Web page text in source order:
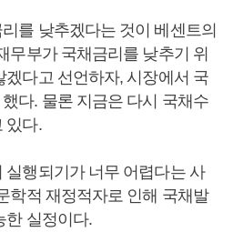
를 낮추겠다는 것이 베센트의
무부가 국채금리를 낮추기 위
다고 선언하자, 시장에서 국
다. 물론 지금은 다시 국채수
있다.
실행되기가 너무 어렵다는 사
학적 재정적자로 인해 국채발
한 실정이다.